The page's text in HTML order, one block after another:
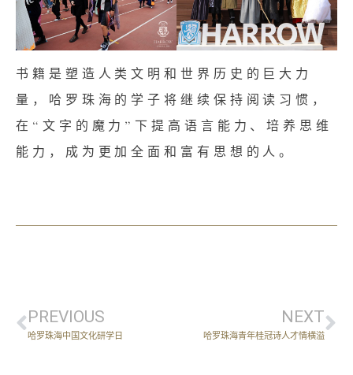
书籍是塑造人类文明和世界历史的巨大力
量，哈罗珠海的学子将继续保持阅读习惯，
在“文字的魔力”下提高语言能力、培养思维
能力，成为更加全面和富有思想的人。
PREVIOUS
哈罗珠海中国文化研学日
NEXT
哈罗珠海青年桂冠诗人才情横溢